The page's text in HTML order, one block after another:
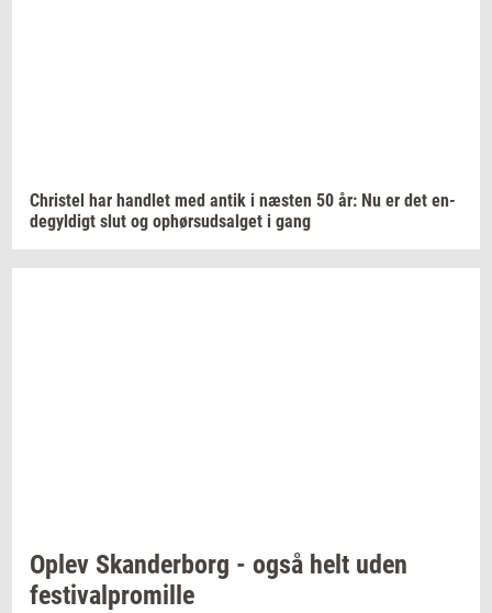
Chri­stel har hand­let med antik i næ­sten 50 år: Nu er det en­
de­gyl­digt slut og op­hør­s­ud­sal­get i gang
Oplev Skan­der­borg - også helt uden
festi­val­pro­mil­le